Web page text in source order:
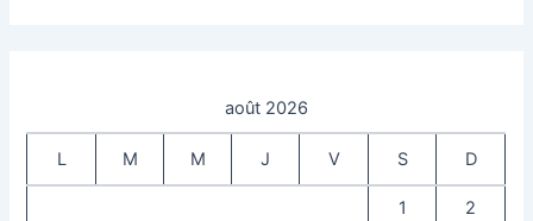
août 2026
L M M J V S D
1 2